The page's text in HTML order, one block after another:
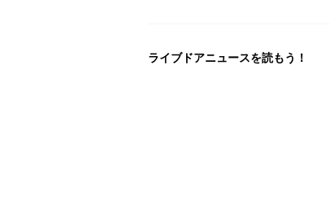
ライブドアニュースを読もう！